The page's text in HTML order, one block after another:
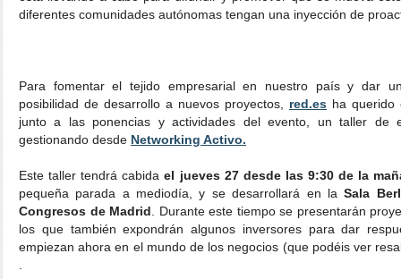
diferentes comunidades autónomas tengan una inyección de
Para fomentar el tejido empresarial en nuestro país y dar
posibilidad de desarrollo a nuevos proyectos, red.es ha
junto a las ponencias y actividades del evento, un taller de
gestionando desde Networking Activo.
Este taller tendrá cabidael jueves 27 desde las 9:30 de la
pequeña parada a mediodía, y se desarrollará en laSala
Congresos de Madrid . Durante este tiempo se presentarán
los que también expondrán algunos inversores para dar
empiezan ahora en el mundo de los negocios (que podéis ver